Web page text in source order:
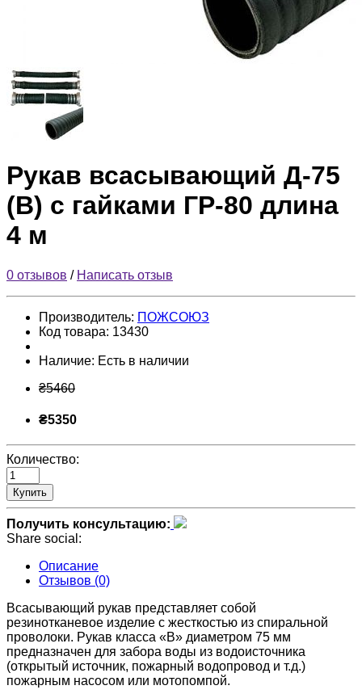
Рукав всасывающий Д-75
(В) с гайками ГР-80 длина
4 м
0 отзывов / Написать отзыв
Производитель: ПОЖСОЮЗ
Код товара: 13430
Наличие: Есть в наличии
₴5460
₴5350
Количество:
Купить
Получить консультацию:
Share social:
Описание
Отзывов (0)
Всасывающий рукав представляет собой
резинотканевое изделие с жесткостью из спиральной
проволоки. Рукав класса «В» диаметром 75 мм
предназначен для забора воды из водоисточника
(открытый источник, пожарный водопровод и т.д.)
пожарным насосом или мотопомпой.